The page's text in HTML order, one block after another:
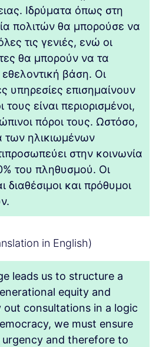
Ιδρύματα όπως στη
πολιτών θα μπορούσε να
τις γενιές, ενώ οι
θα μπορούν να τα
εθελοντική βάση. Οι
υπηρεσίες επισημαίνουν
τους είναι περιορισμένοι,
πόροι τους. Ωστόσο,
των ηλικιωμένων
στην κοινωνία
του πληθυσμού. Οι
διαθέσιμοι και πρόθυμοι
in English)
leads us to structure a
equity and
consultations in a logic
we must ensure
and therefore to